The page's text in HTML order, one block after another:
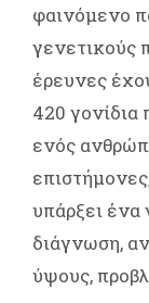
φαινόμενο
γενετικούς
έρευνες
420 γονίδια
ενός
υπάρξει ένα
διάγνωση,
ύψους,